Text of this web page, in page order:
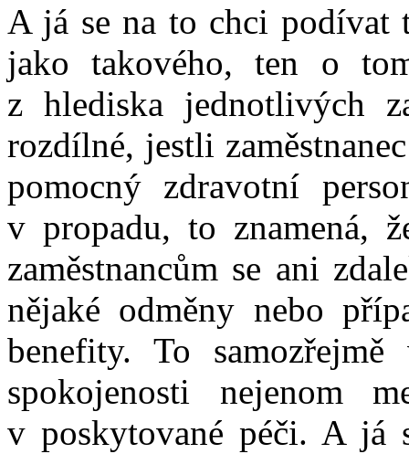
A já se na to chci podívat
jako takového, ten o
z hlediska jednotlivých
rozdílné, jestli
pomocný zdravotní
v propadu, to znamená,
zaměstnancům se ani
nějaké odměny nebo
benefity. To
spokojenosti nejenom
v poskytované péči. A já